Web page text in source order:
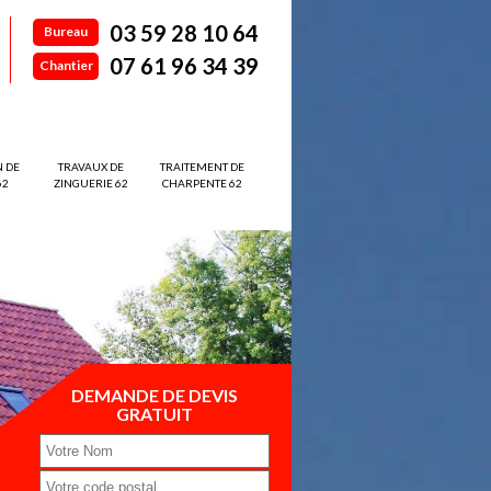
Bureau 03 59 28 10 64
Chantier 07 61 96 34 39
DE
TRAVAUX DE
ZINGUERIE 62
TRAITEMENT DE
CHARPENTE 62
DEMANDE DE DEVIS
GRATUIT